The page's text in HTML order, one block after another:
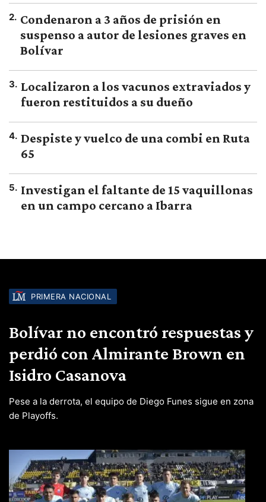
2. Condenaron a 3 años de prisión en
suspenso a autor de lesiones graves en
Bolívar
3. Localizaron a los vacunos extraviados y
fueron restituidos a su dueño
4. Despiste y vuelco de una combi en Ruta
65
5. Investigan el faltante de 15 vaquillonas
en un campo cercano a Ibarra
PRIMERA NACIONAL
Bolívar no encontró respuestas y
perdió con Almirante Brown en
Isidro Casanova
Pese a la derrota, el equipo de Diego Funes sigue en zona
de Playoffs.